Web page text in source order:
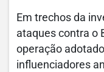
Em trechos da
ataques contra o
operação
influenciadores